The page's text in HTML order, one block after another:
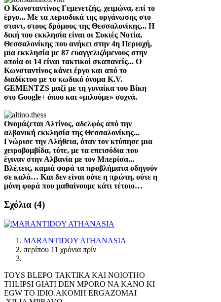
Ο Κωνσταντίνος Γεμενετζής, χειμώνα, επί το
έργο... Με τα περιοδικά της οργάνωσης στο
σταντ, στους δρόμους της Θεσσαλονίκης... Η
δική του εκκλησία είναι οι Συκιές Νοτία,
Θεσσαλονίκης που ανήκει στην 4η Περιοχή,
μια εκκλησία με 87 ευαγγελιζόμενους στην
οποία οι 14 είναι τακτικοί σκαπανείς... Ο
Κωνσταντίνος κάνει έργο και από το
διαδίκτυο με το κωδικό όνομα K.V.
GEMENTZS μαζί με τη γυναίκα του Βίκη
στο Google+ όπου και «μιλούμε» συχνά.
Ονομάζεται Αλτίνος, αδελφός από την
αλβανική εκκλησία της Θεσσαλονίκης...
Γνώρισε την Αλήθεια, όταν τον κτύπησε μια
χειροβομβίδα, τότε, με τα επεισόδια που
έγιναν στην Αλβανία με τον Μπερίσα...
Βλέπεις, καμιά φορά τα προβλήματα οδηγούν
σε καλό… Και δεν είναι ούτε η πρώτη, ούτε η
μόνη φορά που μαθαίνουμε κάτι τέτοιο…
Σχόλια (4)
MARANTIDOY ATHANASIA
περίπου 11 χρόνια πρίν
TOYS BLEPO TAKTIKA KAI NOIOTHO
THLIPSI GIATI DEN MPORO NA KANO KI
EGW TO IDIO.AKOMH ERGAZOMAI